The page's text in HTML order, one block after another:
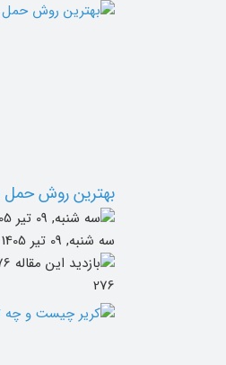
بهترین روش حمل
سه شنبه, 09 تیر 1405
276